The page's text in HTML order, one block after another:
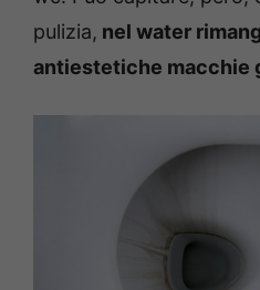
pulizia, nel water
antiestetiche macchie